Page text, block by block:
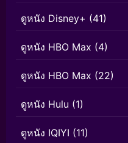
ดูหนัง Disney+ (41)
ดูหนัง HBO Max (4)
ดูหนัง HBO Max (22)
ดูหนัง Hulu (1)
ดูหนัง IQIYI (11)